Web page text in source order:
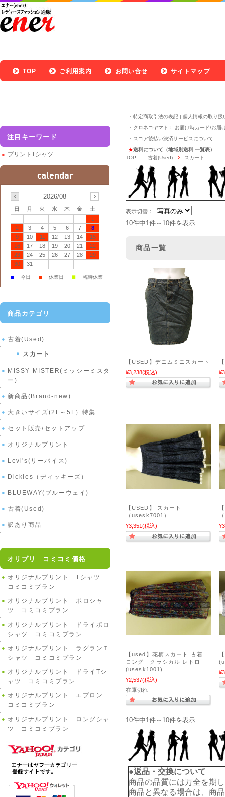
TOP ご利用案内 お問い合せ サイトマップ
・ 特定商取引法の表記 | 個人情報の取り扱
・クロネコヤマト： お届け時カード/お届
・ スコア後払い決済サービスについて
★送料について（地域別送料 一覧表）
TOP
古着(Used) スカート
表示切替：
10件中1件～10件を表示
商品一覧
【USED】デニムミニスカート
¥3,238(税込)
【USED】 スカート
（usesk7001）
¥3,351(税込)
【used】花柄スカート 古着
ロング クラシカル レトロ
(usesk1001)
¥2,537(税込)
在庫切れ
10件中1件～10件を表示
●返品・交換について
商品の品質には万全を期
商品と異なる場合は、商
注目キーワード
プリントTシャツ
2026/08
日 月 火 水 木 金
土
1
2
3 4 5 6 7
8
9
10 11 12 13 14
15
16
17 18 19 20 21
22
23
24 25 26 27 28
29
30
31
■ 今日 ■ 休業日 ■ 臨時休業
商品カテゴリ
古着(Used)
スカート
MISSY MISTER(ミッシーミスタ
ー)
新商品(Brand-new)
大きいサイズ(2L～5L）特集
セット販売/セットアップ
オリジナルプリント
Levi's(リーバイス)
Dickies（ディッキーズ）
BLUEWAY(ブルーウェイ)
古着(Used)
訳あり商品
オリプリ コミコミ価格
オリジナルプリント Tシャツ
コミコミプラン
オリジナルプリント ポロシャ
ツ コミコミプラン
オリジナルプリント ドライポロ
シャツ コミコミプラン
オリジナルプリント ラグランＴ
シャツ コミコミプラン
オリジナルプリント ドライTシ
ャツ コミコミプラン
オリジナルプリント エプロン
コミコミプラン
オリジナルプリント ロングシャ
ツ コミコミプラン